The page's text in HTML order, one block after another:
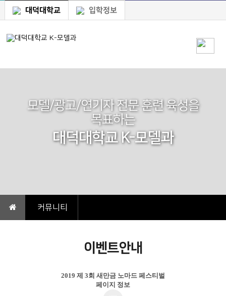
대덕대학교 입학정보
모델/광고/연기자 전문 훈련 육성을
목표하는
대덕대학교 K-모델과
커뮤니티
이벤트안내
2019 제 3회 새만금 노마드 페스티벌
페이지 정보